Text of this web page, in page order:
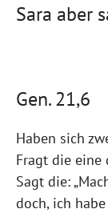
Sara aber
Gen. 21,6
Haben sich
Fragt die eine
Sagt die:
doch, ich